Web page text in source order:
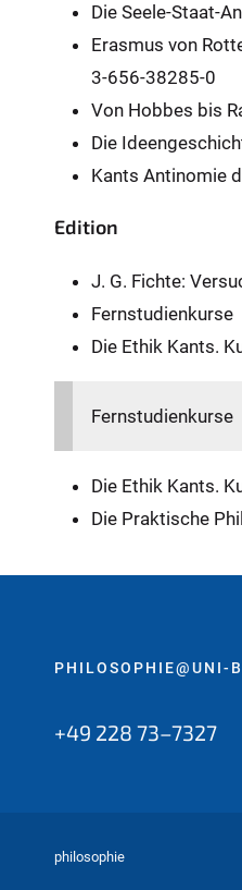
Die Seele-Staat-
Erasmus von
3-656-38285-0
Von Hobbes bis
Die
Kants Antinomie
Edition
J. G. Fichte:
Fernstudienkurse
Die Ethik Kants.
Fernstudienkurse
Die Ethik Kants.
Die Praktische
PHILOSOPHIE@UNI-
+49 228 73–7327
philosophie